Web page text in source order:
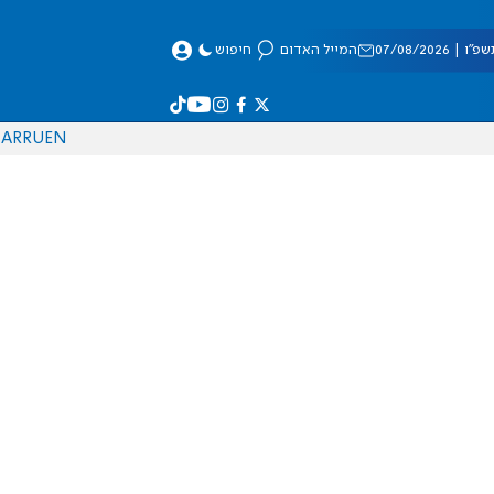
08/2026 המייל האדום חיפוש
EN
RU
AR